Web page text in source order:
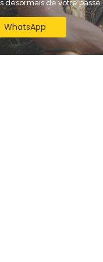
désormais de votre passé.
WhatsApp